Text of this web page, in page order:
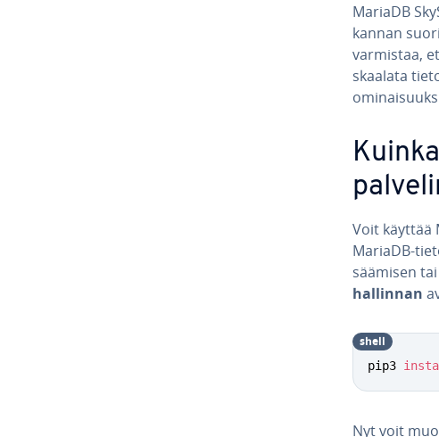
MariaDB
kan­nan
varmistaa,
skaalata
Voit käyttää
MariaDB-
sää­mi­sen
hal­lin­nan
pip3
shell
Nyt voit